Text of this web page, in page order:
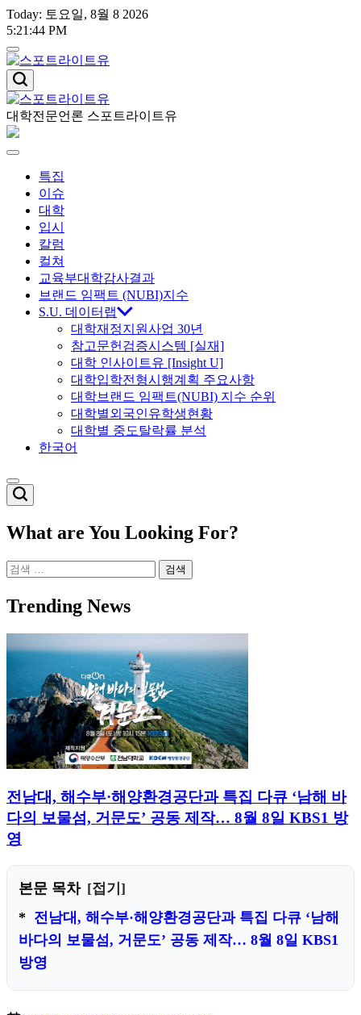
Skip
to
Today: 토요일, 8월 8 2026
5:21 :45 PM
스
포
트
라
스
포
트
라
이
트
대학전문언론 스포트라이트유
Menu
특집
이슈
대학
입시
칼럼
컬쳐
교육부대학감사결과
브랜드 임팩트 (NUBI)지수
S.U. 데이터랩
대학재정지원사업 30년
참고문헌검증시스템 [실재]
대학 인사이트유 [Insight U]
대학입학전형시행계획 주요사항
대학브랜드 임팩트(NUBI) 지수 순위
대학별외국인유학생현황
대학별 중도탈락률 분석
한국어
Switch
color
What are You Looking For?
검
Trending News
전남대, 해수부·해양환경공단과 특집 다큐 ‘남해 바
다의 보물섬, 거문도’ 공동 제작… 8월 8일 KBS1 방
영
본문 목차
접기
전남대, 해수부·해양환경공단과 특집 다큐 ‘남해
바다의 보물섬, 거문도’ 공동 제작… 8월 8일 KBS1
방영